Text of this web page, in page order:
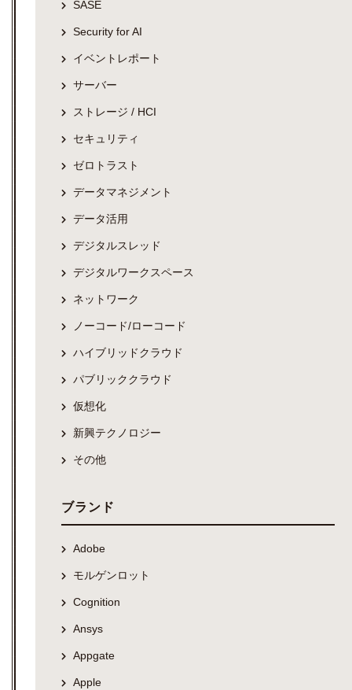
SASE
Security for AI
イベントレポート
サーバー
ストレージ / HCI
セキュリティ
ゼロトラスト
データマネジメント
データ活用
デジタルスレッド
デジタルワークスペース
ネットワーク
ノーコード/ローコード
ハイブリッドクラウド
パブリッククラウド
仮想化
新興テクノロジー
その他
ブランド
Adobe
モルゲンロット
Cognition
Ansys
Appgate
Apple